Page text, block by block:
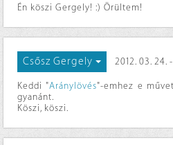
Én köszi Gergely! :) Örültem!
Csősz Gergely 2012. 03. 24.
Keddi "Aránylövés"-emhez e
gyanánt.
Köszi, köszi.